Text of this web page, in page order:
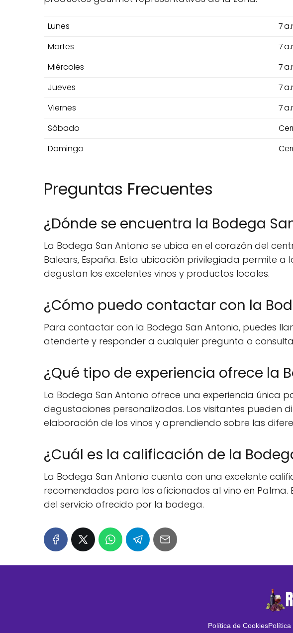
Lunes
7
Martes
7
Miércoles
7
Jueves
7
Viernes
7
Sábado
Domingo
Preguntas Frecuentes
¿Dónde se encuentra la Bodega
La Bodega San Antonio se ubica en el corazón del
Balears, España. Esta ubicación privilegiada permite
degustan los excelentes vinos y productos locales.
¿Cómo puedo contactar con la
Para contactar con la Bodega San Antonio, puedes
atenderte y responder a cualquier pregunta o
¿Qué tipo de experiencia ofrece la
La Bodega San Antonio ofrece una experiencia única
degustaciones personalizadas. Los visitantes
elaboración de los vinos y aprendiendo sobre las
¿Cuál es la calificación de la
La Bodega San Antonio cuenta con una excelente
recomendados para los aficionados al vino en Palma.
del servicio ofrecido por la bodega.
Política de CookiesPolítica